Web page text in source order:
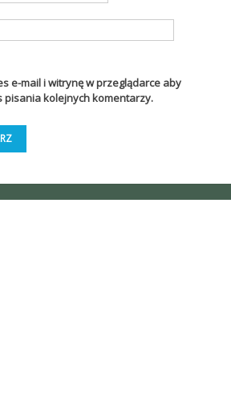
e-mail i witrynę w przeglądarce aby
pisania kolejnych komentarzy.